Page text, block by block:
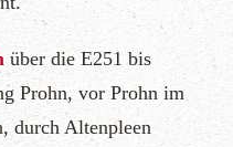
über die E251 bis
Prohn, vor Prohn im
durch Altenpleen